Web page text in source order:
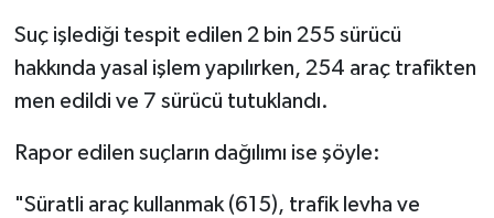
Suç işlediği tespit edilen 2 bin 255 sürücü
hakkında yasal işlem yapılırken, 254 araç trafikten
men edildi ve 7 sürücü tutuklandı.
Rapor edilen suçların dağılımı ise şöyle:
"Süratli araç kullanmak (615), trafik levha ve